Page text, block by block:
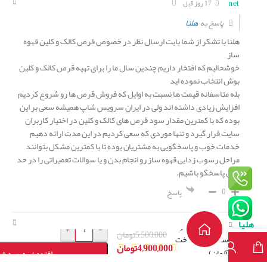
پاسخ بههلنا
هلنا با تشکر از شما بابت ارسال نظر در خصوص قرص کالک و کلین قهوه
ساز
خوشحالیم که افتخار داریم چندین سال ما را برای تهیه قرص کالک و کلین
بوش انتخاب نموده اید
بله متاسفانه قیمت ها نسبت به اوایل که فروش قرص ها رو شروع کردیم
افزایش زیادی داشته اند ولی در ایران سرویس شاپ همیشه سعی بر این
بوده که با کمترین مقدار سود قرص های کالک و کلین در اختیار کاربران
سایت قرار گیرد و تنها موردی که سعی کردیم در این مدت ارائه دهیم
خدمات خوب و پاسخگویی به مشتریان بوده تا با کمترین مشکل بتوانند
مراحل رسوب زدایی قهوه ساز رو انجام بدن و یا سوالات تعمیراتی را در حد
توان پاسخگو باشیم.
0 پاسخ
هلیا
امتیاز :
پک اصلی قرص
کالک و کلین قهوه
ساز بوش(ساخت
آلمان)
5,500,000تومان
4,900,000تومان
-
+
افزودن به سبد